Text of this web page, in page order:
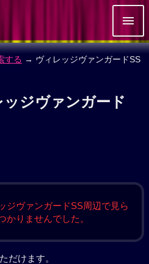
する → ヴィレッジヴァンガードSS
ジヴァンガード
ジヴァンガードSS周辺で見ら
かりませんでした。
だけます。